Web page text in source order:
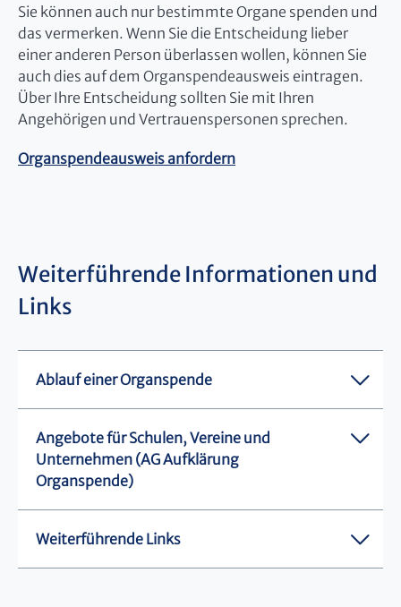
Sie können auch nur bestimmte Organe spenden und
das vermerken. Wenn Sie die Entscheidung lieber
einer anderen Person überlassen wollen, können Sie
auch dies auf dem Organspendeausweis eintragen.
Über Ihre Entscheidung sollten Sie mit Ihren
Angehörigen und Vertrauenspersonen sprechen.
Organspendeausweis anfordern
Weiterführende Informationen und
Links
Ablauf einer Organspende
Angebote für Schulen, Vereine und
Unternehmen (AG Aufklärung
Organspende)
Weiterführende Links